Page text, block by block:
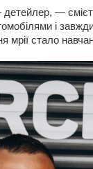
детейлер, —
і
мрії стало